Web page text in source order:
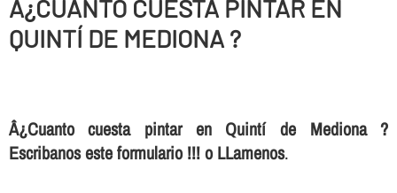
Â¿CUANTO CUESTA PINTAR EN
QUINTÍ DE MEDIONA ?
Â¿Cuanto cuesta pintar en Quintí de Mediona ?
Escribanos este formulario !!! o LLamenos.